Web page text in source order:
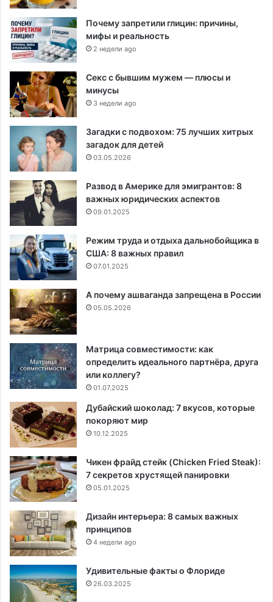
Почему запретили глицин: причины,
мифы и реальность
2 недели ago
Секс с бывшим мужем — плюсы и
минусы
3 недели ago
Загадки с подвохом: 75 лучших хитрых
загадок для детей
03.05.2026
Развод в Америке для эмигрантов: 8
важных юридических аспектов
09.01.2025
Режим труда и отдыха дальнобойщика в
США: 8 важных правил
07.01.2025
А почему ашваганда запрещена в России
05.05.2026
Матрица совместимости: как
определить идеального партнёра, друга
или коллегу?
01.07.2025
Дубайский шоколад: 7 вкусов, которые
покоряют мир
10.12.2025
Чикен фрайд стейк (Chicken Fried Steak):
7 секретов хрустящей панировки
05.01.2025
Дизайн интерьера: 8 самых важных
принципов
4 недели ago
Удивительные факты о Флориде
26.03.2025